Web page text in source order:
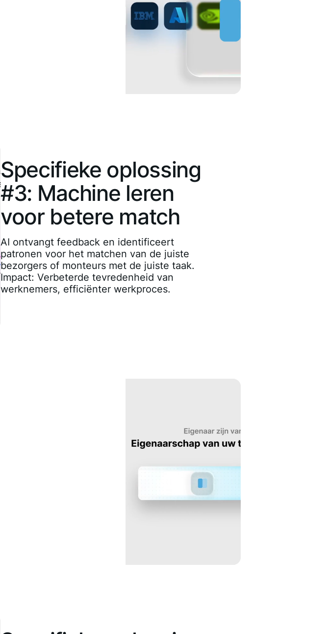
Specifieke oplossing
#3: Machine leren
voor betere match
AI ontvangt feedback en identificeert
patronen voor het matchen van de juiste
bezorgers of monteurs met de juiste taak.
Impact: Verbeterde tevredenheid van
werknemers, efficiënter werkproces.